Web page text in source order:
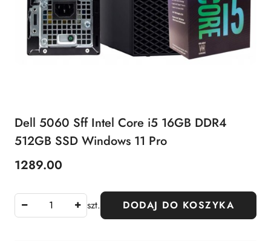
Dell 5060 Sff Intel Core i5 16GB DDR4
512GB SSD Windows 11 Pro
Cena:
1289.00
szt. DODAJ DO KOSZYKA